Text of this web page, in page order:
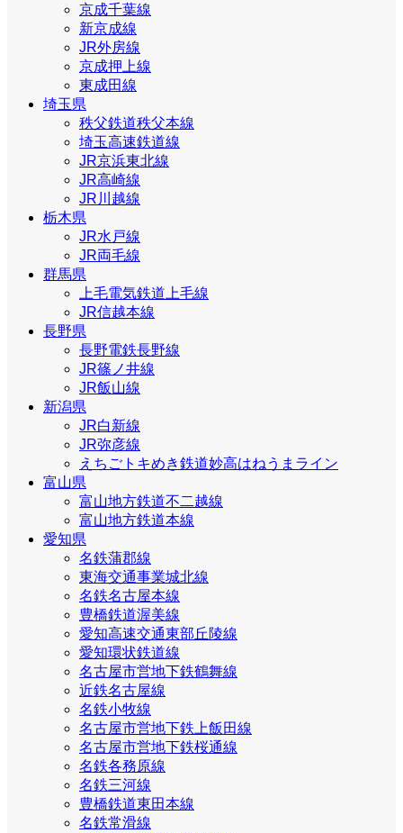
京成千葉線
新京成線
JR外房線
京成押上線
東成田線
埼玉県
秩父鉄道秩父本線
埼玉高速鉄道線
JR京浜東北線
JR高崎線
JR川越線
栃木県
JR水戸線
JR両毛線
群馬県
上毛電気鉄道上毛線
JR信越本線
長野県
長野電鉄長野線
JR篠ノ井線
JR飯山線
新潟県
JR白新線
JR弥彦線
えちごトキめき鉄道妙高はねうまライン
富山県
富山地方鉄道不二越線
富山地方鉄道本線
愛知県
名鉄蒲郡線
東海交通事業城北線
名鉄名古屋本線
豊橋鉄道渥美線
愛知高速交通東部丘陵線
愛知環状鉄道線
名古屋市営地下鉄鶴舞線
近鉄名古屋線
名鉄小牧線
名古屋市営地下鉄上飯田線
名古屋市営地下鉄桜通線
名鉄各務原線
名鉄三河線
豊橋鉄道東田本線
名鉄常滑線